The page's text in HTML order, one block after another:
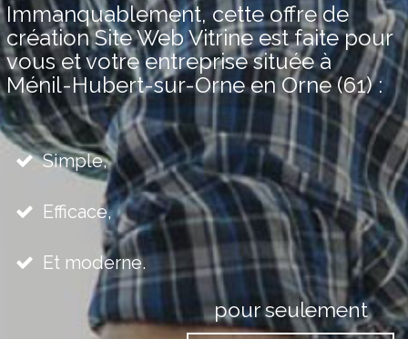
Immanquablement, cette offre de
création Site Web Vitrine est faite pour
vous et votre entreprise située à
Ménil-Hubert-sur-Orne en Orne (61) :
Simple,
Efficace,
Et moderne.
pour seulement